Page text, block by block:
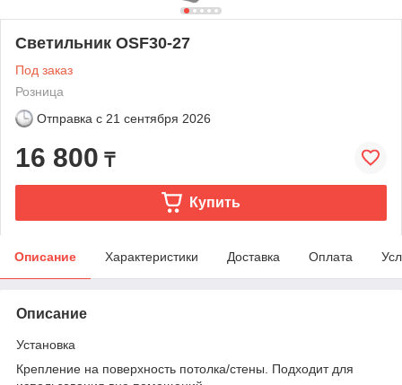
Светильник OSF30-27
Под заказ
Розница
Отправка с 21 сентября 2026
16 800 ₸
Купить
Описание Характеристики Доставка Оплата
Описание
Установка
Крепление на поверхность потолка/стены. Подходит для